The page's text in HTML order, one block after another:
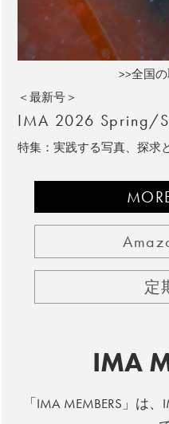
>>全国
＜最新号＞
IMA 2026 Spring/
特集：実践する写真、探求
定
IMA
「IMA MEMBERS」は